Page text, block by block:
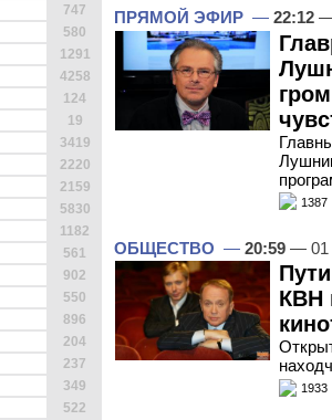
747
580
1291
4258
124
19
3419
2220
2159
5830
1182
561
902
550
896
204
237
349
522
ПРЯМОЙ ЭФИР — 22:12 —
1387
ОБЩЕСТВО — 20:59 — 01
КВН
1933